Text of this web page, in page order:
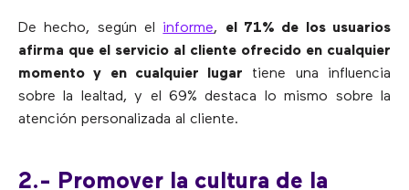
De hecho, según el informe, el 71% de los usuarios
afirma que el servicio al cliente ofrecido en cualquier
momento y en cualquier lugar tiene una influencia
sobre la lealtad, y el 69% destaca lo mismo sobre la
atención personalizada al cliente.
2.- Promover la cultura de la